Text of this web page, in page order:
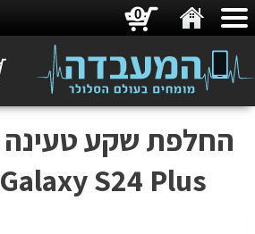
Galaxy S24 Plus סמסונג
0